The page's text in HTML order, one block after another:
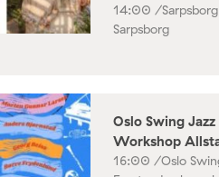
14:00 /
Sarpsborg
Oslo Swing
Workshop
16:00 /Oslo